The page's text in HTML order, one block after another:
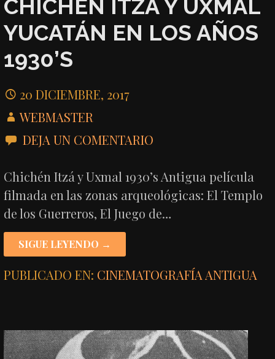
CHICHÉN ITZÁ Y UXMAL
YUCATÁN EN LOS AÑOS
1930’S
20 DICIEMBRE, 2017
WEBMASTER
DEJA UN COMENTARIO
Chichén Itzá y Uxmal 1930’s Antigua película
filmada en las zonas arqueológicas: El Templo
de los Guerreros, El Juego de…
SIGUE LEYENDO →
PUBLICADO EN: CINEMATOGRAFÍA ANTIGUA